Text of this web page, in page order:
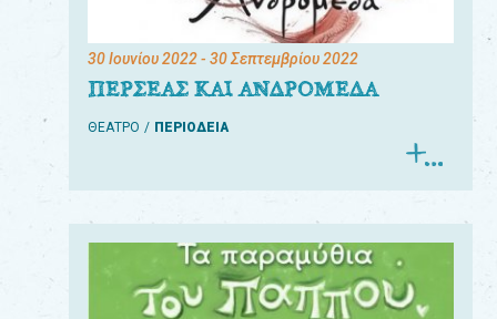
30 Ιουνίου 2022- 30 Σεπτεμβρίου 2022
ΠΕΡΣΕΑΣ ΚΑΙ ΑΝΔΡΟΜΕΔΑ
ΘΕΑΤΡΟ ΠΕΡΙΟΔΕΙΑ